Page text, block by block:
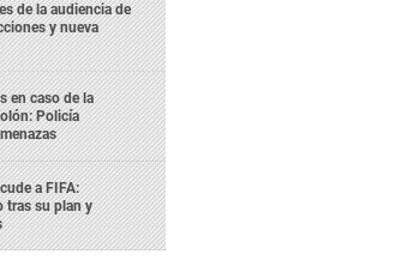
de la audiencia de
y nueva
en caso de la
Policía
a FIFA:
tras su plan y